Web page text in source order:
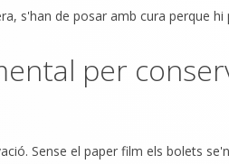
s'han de posar amb cura perque hi
per
Sense el paper film els bolets